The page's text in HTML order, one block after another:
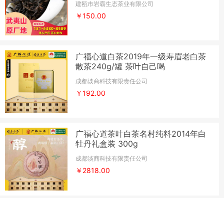
建瓯市岩霸生态茶业有限公司
￥150.00
广福心道白茶2019年一级寿眉老白茶
散茶240g/罐 茶叶自己喝
成都淡商科技有限责任公司
￥192.00
广福心道茶叶白茶名村纯料2014年白
牡丹礼盒装 300g
成都淡商科技有限责任公司
￥2818.00